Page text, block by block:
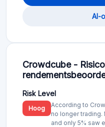
AI-
Crowdcube -
Risk Level
Hoog
According to
no longer
and only 5% saw